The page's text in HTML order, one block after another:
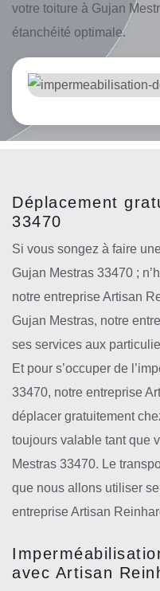
votre toiture à Gujan
étanchéité optimale.
Déplacement
33470
Si vous songez à faire
Gujan Mestras 33470 ;
notre entreprise Artisan
Gujan Mestras, notre
ses services aux
Et pour s’occuper de
33470, notre entreprise
déplacer gratuitement
toujours valable tant que
Mestras 33470. Le
que nous allons utiliser
entreprise Artisan
avec Artisan